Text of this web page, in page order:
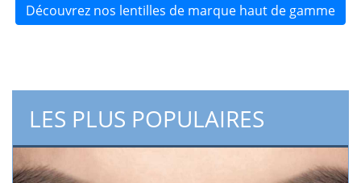
Découvrez nos lentilles de marque haut de gamme
LES PLUS POPULAIRES